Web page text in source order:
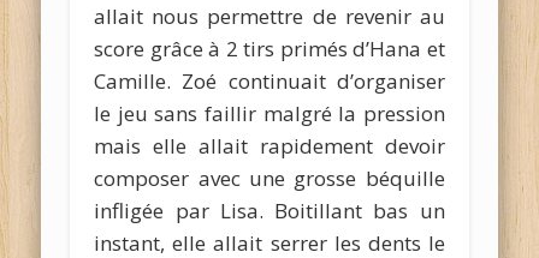
allait nous permettre de revenir au
score grâce à 2 tirs primés d’Hana et
Camille. Zoé continuait d’organiser
le jeu sans faillir malgré la pression
mais elle allait rapidement devoir
composer avec une grosse béquille
infligée par Lisa. Boitillant bas un
instant, elle allait serrer les dents le